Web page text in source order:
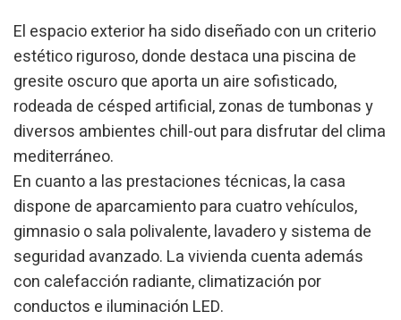
El espacio exterior ha sido diseñado con un criterio
estético riguroso, donde destaca una piscina de
gresite oscuro que aporta un aire sofisticado,
rodeada de césped artificial, zonas de tumbonas y
diversos ambientes chill-out para disfrutar del clima
mediterráneo.
En cuanto a las prestaciones técnicas, la casa
dispone de aparcamiento para cuatro vehículos,
gimnasio o sala polivalente, lavadero y sistema de
seguridad avanzado. La vivienda cuenta además
con calefacción radiante, climatización por
conductos e iluminación LED.
Ils permettent le suivi et l'analyse du comportement des
utilisateurs de ce site. Les informations collectées via ce
type de cookies sont utilisées pour mesurer l'activité du
Web pour l'élaboration des profils de navigation des
utilisateurs afin d'introduire des améliorations basées sur
l'analyse des données d'utilisation effectuée par les
utilisateurs du service. . Ils nous permettent de
sauvegarder les informations de préférence de l'utilisateur
pour améliorer la qualité de nos services et offrir une
meilleure expérience grâce aux produits recommandés.
Marketing et Publicité
Ces cookies sont utilisés pour stocker des informations sur
les préférences et les choix personnels de l'utilisateur
grâce à l'observation continue de ses habitudes de
navigation. Grâce à eux, nous pouvons connaître les
habitudes de navigation sur le site Web et afficher des
publicités liées au profil de navigation de l'utilisateur.